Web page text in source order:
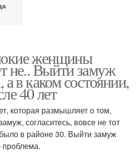
женщины
не.. Выйти замуж
а в каком состоянии,
40 лет
которая размышляет о том,
согласитесь, вовсе не тот
в районе 30. Выйти замуж